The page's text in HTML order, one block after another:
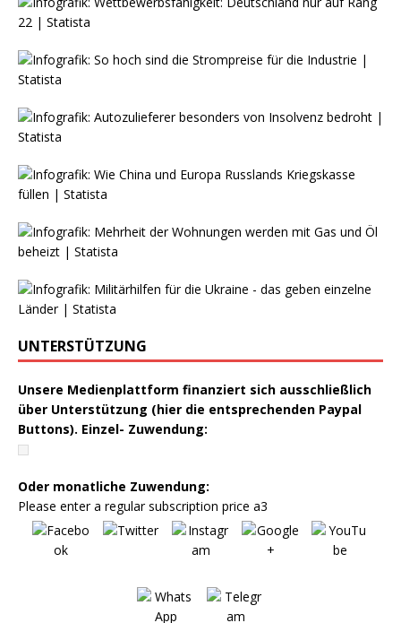
UNTERSTÜTZUNG
Unsere Medienplattform finanziert sich ausschließlich
über Unterstützung (hier die entsprechenden Paypal
Buttons). Einzel- Zuwendung:
Oder monatliche Zuwendung:
Please enter a regular subscription price a3